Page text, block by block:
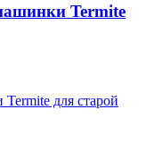
Termite